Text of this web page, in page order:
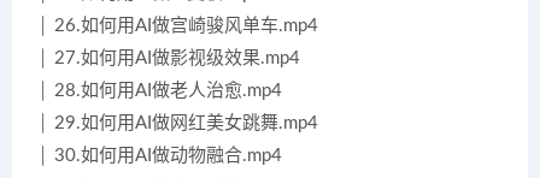
│ 26.如何用AI做宫崎骏风单车.mp4
│ 27.如何用AI做影视级效果.mp4
│ 28.如何用AI做老人治愈.mp4
│ 29.如何用AI做网红美女跳舞.mp4
│ 30.如何用AI做动物融合.mp4